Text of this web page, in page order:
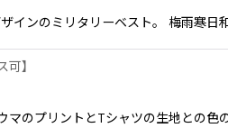
ンのミリタリーベスト。 梅雨寒
】
のプリントとTシャツの生地との